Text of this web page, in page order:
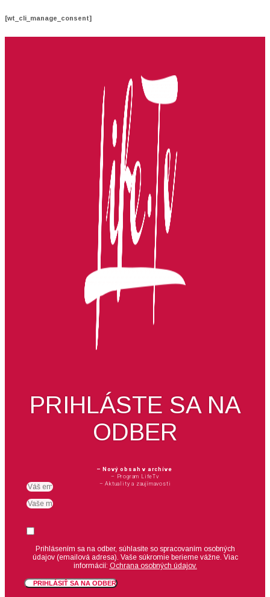
[wt_cli_manage_consent]
PRIHLÁSTE SA NA
ODBER
– Nový obsah v archíve
– Program LifeTv
– Aktuality a zaujímavosti
Prihlásením sa na odber, súhlasíte so spracovaním osobných
údajov (emailová adresa). Vaše súkromie berieme vážne. Viac
informácií: Ochrana osobných údajov.
PRIHLÁSIŤ SA NA ODBER